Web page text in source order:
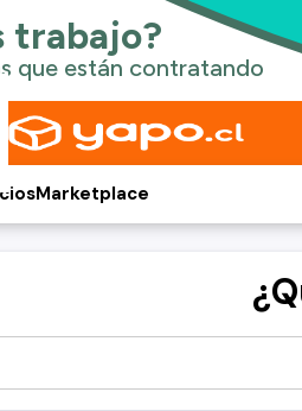
Marketplace